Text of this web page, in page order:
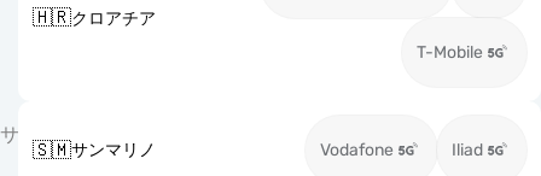
🇭🇷クロアチア
T-Mobile
サ
🇸🇲サンマリノ Vodafone Iliad